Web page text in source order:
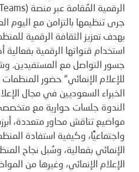
الرقمية المُقامة عبر منصة (Teams
جرى تنظيمها بالتزامن مع اليوم
بهدف تعزيز الثقافة الرقمية
استخدام قنواتها الرقمية بفعالية
جسور التواصل مع المستفيدين.
للإعلام الإنمائي" حضور
الخبراء السعوديين في مجال
الندوة جلسات حوارية مع متخصصي
مواضيع تناقش محاور متعددة،
واجتماعيًّا، وكيفية استفادة
الإنمائي بفعالية، وسُبل نجاح
الإعلام الإنمائي، وغيرها من